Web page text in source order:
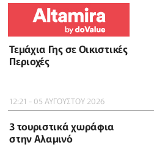
Τεμάχια Γης σε Οικιστικές
Περιοχές
12:21 - 05 ΑΥΓΟΥΣΤΟΥ 2026
3 τουριστικά χωράφια
στην Αλαμινό